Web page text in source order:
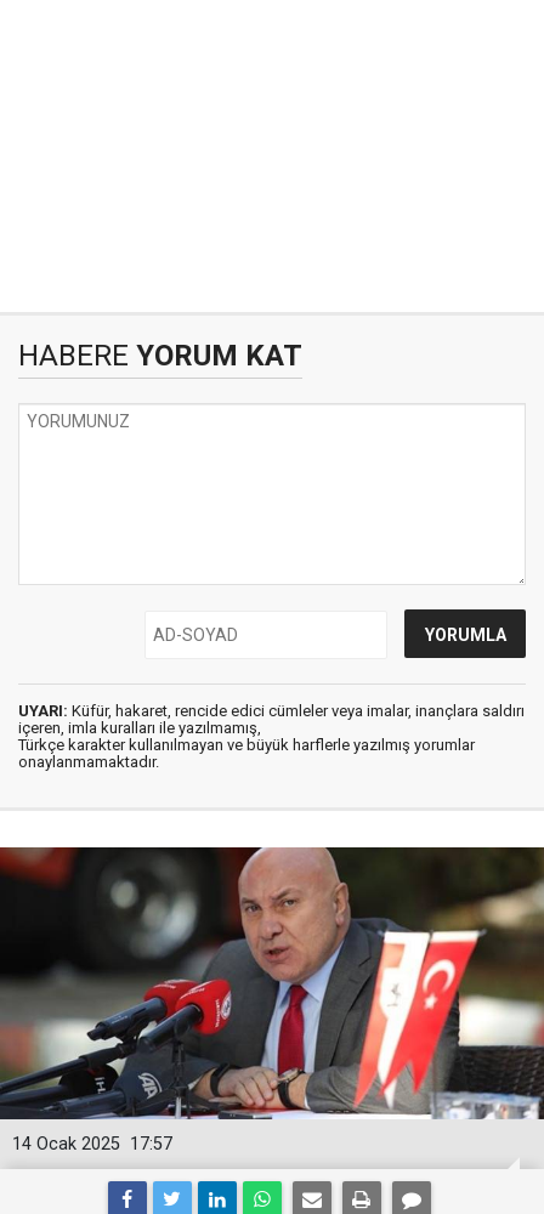
HABERE YORUM KAT
UYARI: Küfür, hakaret, rencide edici cümleler veya imalar, inançlara saldırı
içeren, imla kuralları ile yazılmamış,
Türkçe karakter kullanılmayan ve büyük harflerle yazılmış yorumlar
onaylanmamaktadır.
17:57
14 Ocak 2025